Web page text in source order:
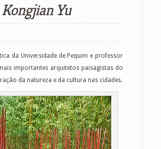
Yu
da Universidade de Pequim e professor
importantes arquitetos paisagistas do
da natureza e da cultura nas cidades.